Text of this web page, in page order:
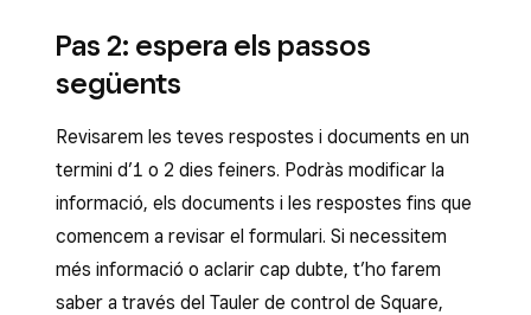
Omple el formulari amb la màxima precisió i
respon a totes les preguntes.
Square t’enviarà un SMS o correu
d’informació.
Omple el formulari amb la màxima precisió i
Un cop fet, seleccionaEnvia
Pas 2: espera els passos
següents
Revisarem les teves respostes i documents en un
termini d’1 o 2 dies feiners. Podràs modificar la
informació, els documents i les respostes fins que
comencem a revisar el formulari. Si necessitem
més informació o aclarir cap dubte, t’ho farem
saber a través del Tauler de control de Square,